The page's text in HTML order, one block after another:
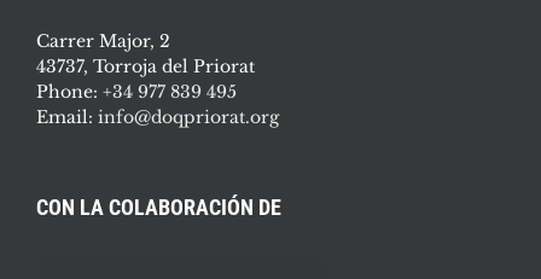
Carrer Major, 2
43737, Torroja del Priorat
Phone: +34 977 839 495
Email: info@doqpriorat.org
CON LA COLABORACIÓN DE